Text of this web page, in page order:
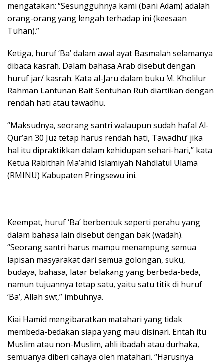
mengatakan: “Sesungguhnya kami (bani Adam) adalah
orang-orang yang lengah terhadap ini (keesaan
Tuhan).”
Ketiga, huruf ‘Ba’ dalam awal ayat Basmalah selamanya
dibaca kasrah. Dalam bahasa Arab disebut dengan
huruf jar/ kasrah. Kata al-Jaru dalam buku M. Kholilur
Rahman Lantunan Bait Sentuhan Ruh diartikan dengan
rendah hati atau tawadhu.
“Maksudnya, seorang santri walaupun sudah hafal Al-
Qur’an 30 Juz tetap harus rendah hati, Tawadhu’ jika
hal itu dipraktikkan dalam kehidupan sehari-hari,” kata
Ketua Rabithah Ma’ahid Islamiyah Nahdlatul Ulama
(RMINU) Kabupaten Pringsewu ini.
Keempat, huruf ‘Ba’ berbentuk seperti perahu yang
dalam bahasa lain disebut dengan bak (wadah).
“Seorang santri harus mampu menampung semua
lapisan masyarakat dari semua golongan, suku,
budaya, bahasa, latar belakang yang berbeda-beda,
namun tujuannya tetap satu, yaitu satu titik di huruf
‘Ba’, Allah swt,” imbuhnya.
Kiai Hamid mengibaratkan matahari yang tidak
membeda-bedakan siapa yang mau disinari. Entah itu
Muslim atau non-Muslim, ahli ibadah atau durhaka,
semuanya diberi cahaya oleh matahari. “Harusnya